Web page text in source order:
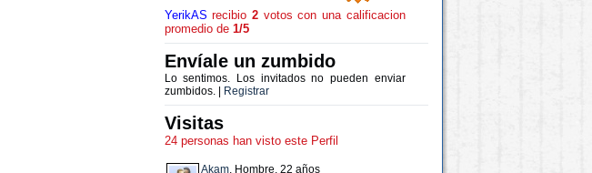
YerikAS recibio 2votos con una calificacion
promedio de 1/5
Envíale un zumbido
Lo sentimos. Los invitados no pueden enviar
zumbidos. |
Registrar
Visitas
24 personas han visto este Perfil
Akam, Hombre, 22 años